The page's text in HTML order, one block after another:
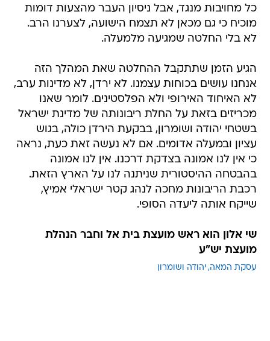
כל מחויבות מנגד, אבל ניסיון העבר מהצעות דומות
מוכיח כי גם מכאן לא תצמח הישועה, לצערנו הרב.
לא בלי החלטה שמגיעה מלמעלה.
הגיע הזמן שתתקבל ההחלטה שאת המהלך הזה
אנחנו עושים בכוחות עצמנו. לא ירדן, לא מדינות ערב,
לא האיחוד האירופי ולא הפלסטינים. לומר שאנו
מכריזים בזאת על החלת ריבונותה של מדינת ישראל
בשטחי יהודה ושומרון, בבקעת הירדן כולה, בגוש
עציון ובמעלה אדומים. אם לא נעשה זאת כעת, נראה
כי אין לנו אמונה בצדקת דרכנו. אין לנו אמונה
בהבטחה ההיסטורית שניתנה לנו על הארץ הזאת.
רכבת הריבונות מחכה לנהג קטר ישראלי אמיץ,
שייקח אותה ליעדה הסופי.
שי אלון הוא ראש מועצת בית אל וחבר הנהלת
מועצת יש"ע
עסקת המאה יהודה ושומרון